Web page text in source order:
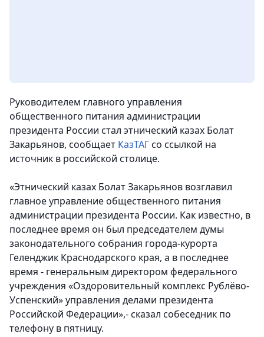
Руководителем главного управления
общественного питания администрации
президента России стал этнический казах Болат
Закарьянов, сообщает КазТАГсо ссылкой на
источник в российской столице.
«Этнический казах Болат Закарьянов возглавил
главное управление общественного питания
администрации президента России. Как известно, в
последнее время он был председателем думы
законодательного собрания города-курорта
Геленджик Краснодарского края, а в последнее
время - генеральным директором федерального
учреждения «Оздоровительный комплекс Рублёво-
Успенский» управления делами президента
Российской Федерации»,- сказал собеседник по
телефону в пятницу.